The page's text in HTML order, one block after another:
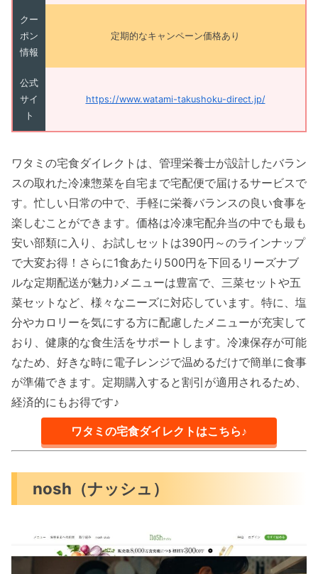
クー
ポン
情報
定期的なキャンペーン価格あり
公式
サイ
ト
https://www.watami-takushoku-direct.jp/
ワタミの宅食ダイレクトは、管理栄養士が設計したバラン
スの取れた冷凍惣菜を自宅まで宅配便で届けるサービスで
す。忙しい日常の中で、手軽に栄養バランスの良い食事を
楽しむことができます。価格は冷凍宅配弁当の中でも最も
安い部類に入り、お試しセットは390円～のラインナップ
で大変お得！さらに1食あたり500円を下回るリーズナブ
ルな定期配送が魅力♪メニューは豊富で、三菜セットや五
菜セットなど、様々なニーズに対応しています。特に、塩
分やカロリーを気にする方に配慮したメニューが充実して
おり、健康的な食生活をサポートします。冷凍保存が可能
なため、好きな時に電子レンジで温めるだけで簡単に食事
が準備できます。定期購入すると割引が適用されるため、
経済的にもお得です♪
ワタミの宅食ダイレクトはこちら♪
nosh（ナッシュ）